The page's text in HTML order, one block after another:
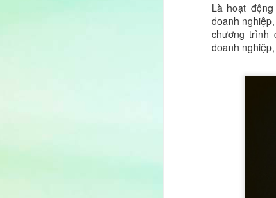
Là hoạt
doanh
chương trình
doanh